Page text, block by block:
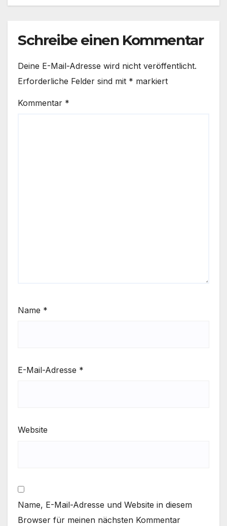
Schreibe einen Kommentar
Deine E-Mail-Adresse wird nicht veröffentlicht.
Erforderliche Felder sind mit * markiert
Kommentar *
Name *
E-Mail-Adresse *
Website
Name, E-Mail-Adresse und Website in diesem
Browser für meinen nächsten Kommentar